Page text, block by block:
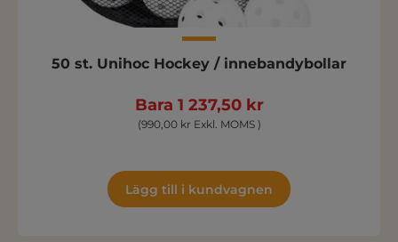
50 st. Unihoc Hockey / innebandybollar
Bara 1 237,50 kr
(990,00 kr Exkl. MOMS )
Lägg till i kundvagnen